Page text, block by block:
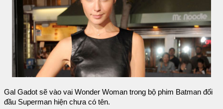
Gal Gadot sẽ vào vai Wonder Woman trong bộ phim Batman đối
đầu Superman hiện chưa có tên.